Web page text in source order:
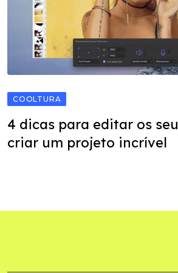
COOLTURA
4 dicas para editar os
criar um projeto incrível